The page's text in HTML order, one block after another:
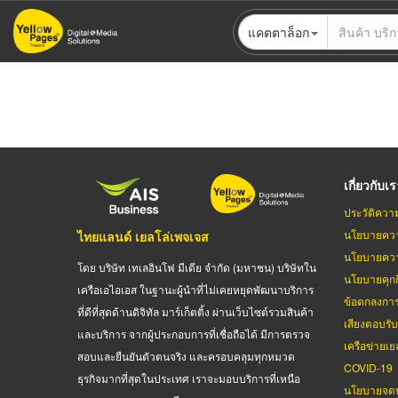
ข้าม
ไป
แคตตาล็อก
ไทยแลนด์ เยลโล่เพจเจส
โดย บริษัท เทเลอินโฟ มีเดีย จำกัด (มหาชน) บริษัทใน
เครือเอไอเอส ในฐานะผู้นำที่ไม่เคยหยุดพัฒนาบริการ
ที่ดีที่สุดด้านดิจิทัล มาร์เก็ตติ้ง ผ่านเว็บไซต์รวมสินค้า
และบริการ จากผู้ประกอบการที่เชื่อถือได้ มีการตรวจ
สอบและยืนยันตัวตนจริง และครอบคลุมทุกหมวด
ธุรกิจมากที่สุดในประเทศ เราจะมอบบริการที่เหนือ
เกี่ยวกับเ
ประวัติควา
นโยบายค
นโยบายคว
นโยบายคุก
ข้อตกลงกา
เสียงตอบ
เครือข่ายเ
COVID-19
นโยบายจด